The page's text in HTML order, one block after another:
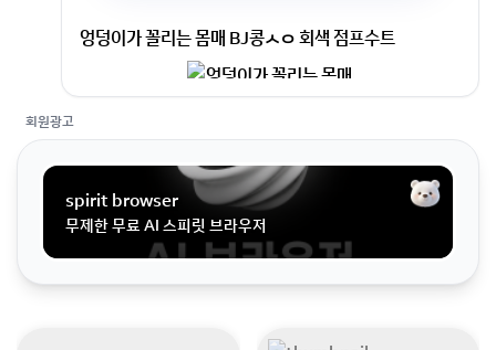
엉덩이가 꼴리는 몸매 BJ콩ㅅㅇ 회색 점프수트
회원광고
spirit browser
무제한 무료 AI 스피릿 브라우저